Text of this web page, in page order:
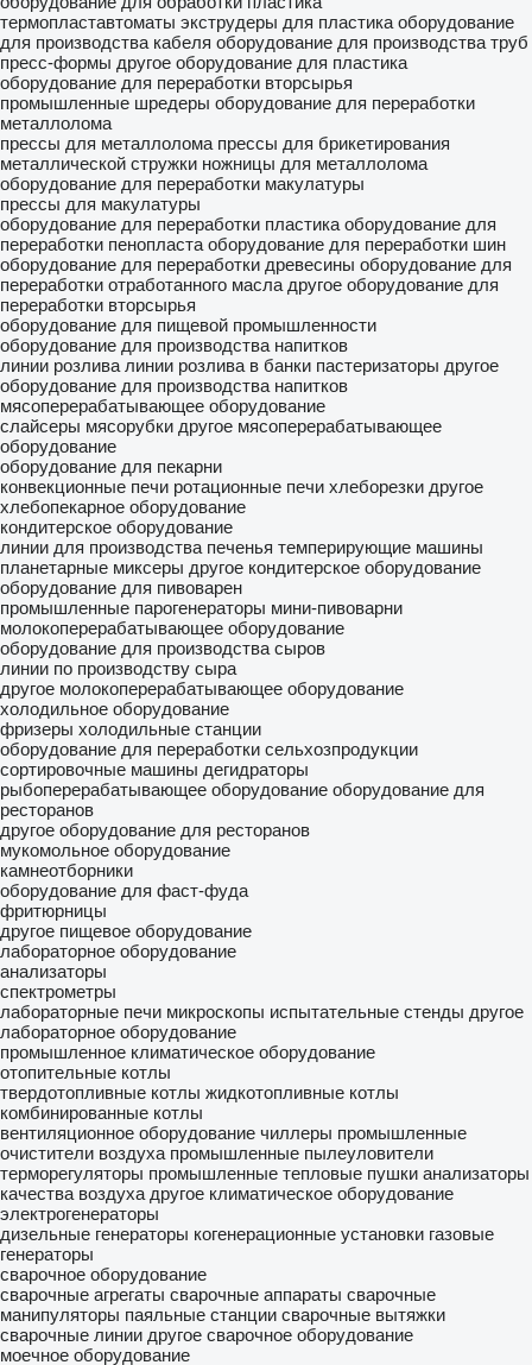
термопластавтоматы экструдеры для пластика оборудование
для производства кабеля оборудование для производства труб
пресс-формы другое оборудование для пластика
оборудование для переработки вторсырья
промышленные шредеры оборудование для переработки
металлолома
прессы для металлолома прессы для брикетирования
металлической стружки ножницы для металлолома
оборудование для переработки макулатуры
прессы для макулатуры
оборудование для переработки пластика оборудование для
переработки пенопласта оборудование для переработки шин
оборудование для переработки древесины оборудование для
переработки отработанного масла другое оборудование для
переработки вторсырья
оборудование для пищевой промышленности
оборудование для производства напитков
линии розлива линии розлива в банки пастеризаторы другое
оборудование для производства напитков
мясоперерабатывающее оборудование
слайсеры мясорубки другое мясоперерабатывающее
оборудование
оборудование для пекарни
конвекционные печи ротационные печи хлеборезки другое
хлебопекарное оборудование
кондитерское оборудование
линии для производства печенья темперирующие машины
планетарные миксеры другое кондитерское оборудование
оборудование для пивоварен
промышленные парогенераторы мини-пивоварни
молокоперерабатывающее оборудование
оборудование для производства сыров
линии по производству сыра
другое молокоперерабатывающее оборудование
холодильное оборудование
фризеры холодильные станции
оборудование для переработки сельхозпродукции
сортировочные машины дегидраторы
рыбоперерабатывающее оборудование оборудование для
ресторанов
другое оборудование для ресторанов
мукомольное оборудование
камнеотборники
оборудование для фаст-фуда
фритюрницы
другое пищевое оборудование
лабораторное оборудование
анализаторы
спектрометры
лабораторные печи микроскопы испытательные стенды другое
лабораторное оборудование
промышленное климатическое оборудование
отопительные котлы
твердотопливные котлы жидкотопливные котлы
комбинированные котлы
вентиляционное оборудование чиллеры промышленные
очистители воздуха промышленные пылеуловители
терморегуляторы промышленные тепловые пушки анализаторы
качества воздуха другое климатическое оборудование
электрогенераторы
дизельные генераторы когенерационные установки газовые
генераторы
сварочное оборудование
сварочные агрегаты сварочные аппараты сварочные
манипуляторы паяльные станции сварочные вытяжки
сварочные линии другое сварочное оборудование
моечное оборудование